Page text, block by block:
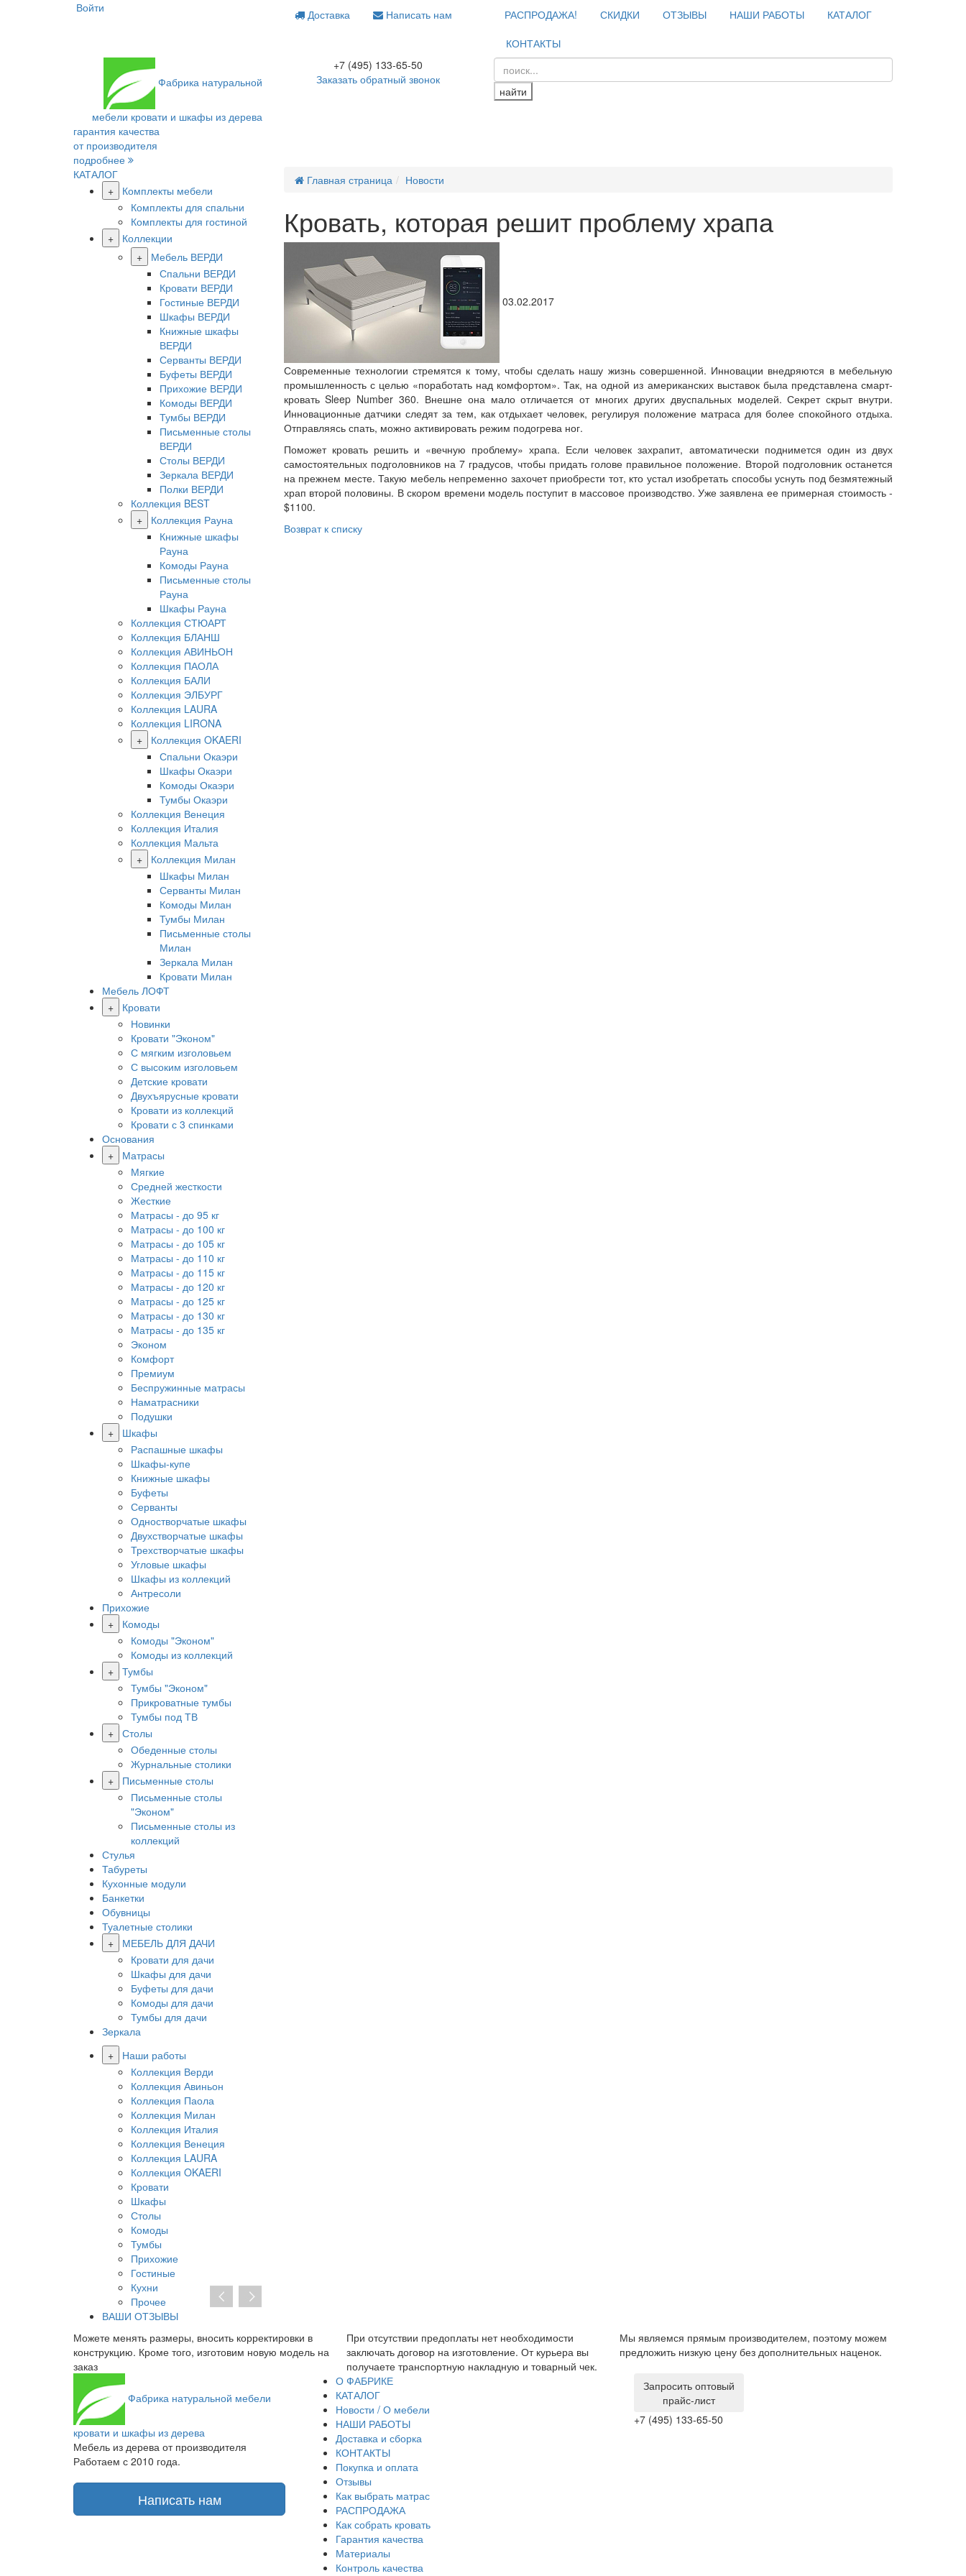
Войти Доставка Написать нам РАСПРОДАЖА! СКИДКИ ОТЗЫВЫ НАШИ РАБОТЫ
КАТАЛОГ
КОНТАКТЫ
Фабрика натуральной
мебели кровати и шкафы из дерева
+7 (495) 133-65-50
Заказать обратный звонок
найти
гарантия качества
от производителя
подробнее
КАТАЛОГ
+
Комплекты мебели
Комплекты для спальни
Комплекты для гостиной
+
Коллекции
+
Мебель ВЕРДИ
Спальни ВЕРДИ
Кровати ВЕРДИ
Гостиные ВЕРДИ
Шкафы ВЕРДИ
Книжные шкафы
ВЕРДИ
Серванты ВЕРДИ
Буфеты ВЕРДИ
Прихожие ВЕРДИ
Комоды ВЕРДИ
Тумбы ВЕРДИ
Письменные столы
ВЕРДИ
Столы ВЕРДИ
Зеркала ВЕРДИ
Полки ВЕРДИ
Коллекция BEST
+
Коллекция Рауна
Книжные шкафы
Рауна
Комоды Рауна
Письменные столы
Рауна
Шкафы Рауна
Коллекция СТЮАРТ
Коллекция БЛАНШ
Коллекция АВИНЬОН
Коллекция ПАОЛА
Коллекция БАЛИ
Коллекция ЭЛБУРГ
Коллекция LAURA
Коллекция LIRONA
+
Коллекция OKAERI
Спальни Окаэри
Шкафы Окаэри
Комоды Окаэри
Тумбы Окаэри
Коллекция Венеция
Коллекция Италия
Коллекция Мальта
+
Коллекция Милан
Шкафы Милан
Серванты Милан
Комоды Милан
Тумбы Милан
Письменные столы
Милан
Зеркала Милан
Кровати Милан
Мебель ЛОФТ
+
Кровати
Новинки
Кровати "Эконом"
С мягким изголовьем
С высоким изголовьем
Детские кровати
Двухъярусные кровати
Кровати из коллекций
Кровати с 3 спинками
Основания
+
Матрасы
Мягкие
Средней жесткости
Жесткие
Матрасы - до 95 кг
Матрасы - до 100 кг
Матрасы - до 105 кг
Матрасы - до 110 кг
Матрасы - до 115 кг
Матрасы - до 120 кг
Матрасы - до 125 кг
Матрасы - до 130 кг
Матрасы - до 135 кг
Эконом
Комфорт
Премиум
Беспружинные матрасы
Наматрасники
Подушки
+
Шкафы
Распашные шкафы
Шкафы-купе
Книжные шкафы
Буфеты
Серванты
Одностворчатые шкафы
Двухстворчатые шкафы
Трехстворчатые шкафы
Угловые шкафы
Шкафы из коллекций
Антресоли
Прихожие
+
Комоды
Комоды "Эконом"
Комоды из коллекций
+ Тумбы
Тумбы "Эконом"
Прикроватные тумбы
Тумбы под ТВ
+ Столы
Обеденные столы
Журнальные столики
+
Письменные столы
Письменные столы
"Эконом"
Письменные столы из
коллекций
Стулья
Табуреты
Кухонные модули
Банкетки
Обувницы
Туалетные столики
+
МЕБЕЛЬ ДЛЯ ДАЧИ
Кровати для дачи
Шкафы для дачи
Буфеты для дачи
Комоды для дачи
Тумбы для дачи
Зеркала
+
Наши работы
Коллекция Верди
Коллекция Авиньон
Коллекция Паола
Коллекция Милан
Коллекция Италия
Коллекция Венеция
Коллекция LAURA
Коллекция OKAERI
Кровати
Шкафы
Столы
Комоды
Тумбы
Прихожие
Гостиные
Кухни
Прочее
ВАШИ ОТЗЫВЫ
Главная страница Новости
Кровать, которая решит проблему храпа
03.02.2017
Современные технологии стремятся к тому, чтобы сделать нашу жизнь совершенной. Инновации внедряются в мебельную
промышленность с целью «поработать над комфортом». Так, на одной из американских выставок была представлена смарт-
кровать Sleep Number 360. Внешне она мало отличается от многих других двуспальных моделей. Секрет скрыт внутри.
Инновационные датчики следят за тем, как отдыхает человек, регулируя положение матраса для более спокойного отдыха.
Отправляясь спать, можно активировать режим подогрева ног.
Поможет кровать решить и «вечную проблему» храпа. Если человек захрапит, автоматически поднимется один из двух
самостоятельных подголовников на 7 градусов, чтобы придать голове правильное положение. Второй подголовник останется
на прежнем месте. Такую мебель непременно захочет приобрести тот, кто устал изобретать способы уснуть под безмятежный
храп второй половины. В скором времени модель поступит в массовое производство. Уже заявлена ее примерная стоимость -
$1100.
Возврат к списку
корректировки в
новую модель на
При отсутствии предоплаты нет необходимости
заключать договор на изготовление. От курьера вы
получаете транспортную накладную и товарный чек.
Мы являемся прямым производителем, поэтому можем
предложить низкую цену без дополнительных наценок.
Гарантия на мебель составляет 1 год. Изделия с
производственным браком мы забираем и обмениваем
Фабрика натуральной мебели
кровати и шкафы из дерева
Мебель из дерева от производителя
Работаем с 2010 года.
Написать нам
О ФАБРИКЕ
КАТАЛОГ
Новости / О мебели
НАШИ РАБОТЫ
Доставка и сборка
КОНТАКТЫ
Покупка и оплата
Отзывы
Как выбрать матрас
РАСПРОДАЖА
Как собрать кровать
Гарантия качества
Материалы
Контроль качества
Запросить оптовый
прайс-лист
+7 (495) 133-65-50